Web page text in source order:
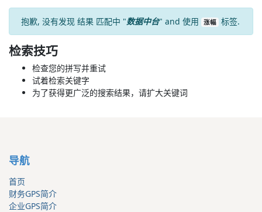
抱歉, 没有发现 结果 匹配中 "数据中台" and 使用 涨幅 标签.
检索技巧
检查您的拼写并重试
试着检索关键字
为了获得更广泛的搜索结果，请扩大关键词
导航
首页
财务GPS简介
企业GPS简介